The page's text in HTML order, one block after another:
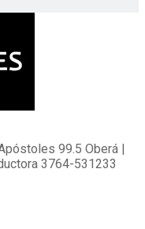
99.5 Oberá |
3764-531233